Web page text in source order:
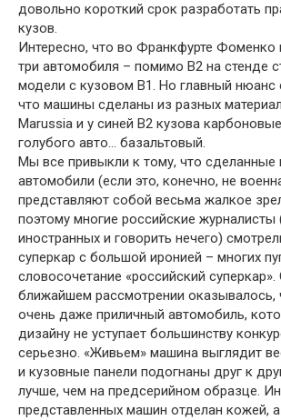
довольно короткий срок разработать
кузов.
Интересно, что во Франкфурте Фоменко
три автомобиля – помимо B2 на стенде
модели с кузовом В1. Но главный нюанс
что машины сделаны из разных
Marussia и у синей В2 кузова
голубого авто… базальтовый.
Мы все привыкли к тому, что сделанные
автомобили (если это, конечно, не
представляют собой весьма жалкое
поэтому многие российские журналисты
иностранных и говорить нечего)
суперкар с большой иронией – многих
словосочетание «российский
ближайшем рассмотрении оказывалось,
очень даже приличный автомобиль,
дизайну не уступает большинству
серьезно. «Живьем» машина выглядит
и кузовные панели подогнаны друг к
лучше, чем на предсерийном образце.
представленных машин отделан кожей,